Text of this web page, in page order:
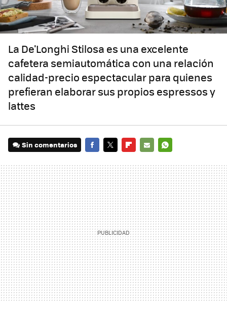
La De'Longhi Stilosa es una excelente
cafetera semiautomática con una relación
calidad-precio espectacular para quienes
prefieran elaborar sus propios espressos y
lattes
Sin comentarios
MAIL